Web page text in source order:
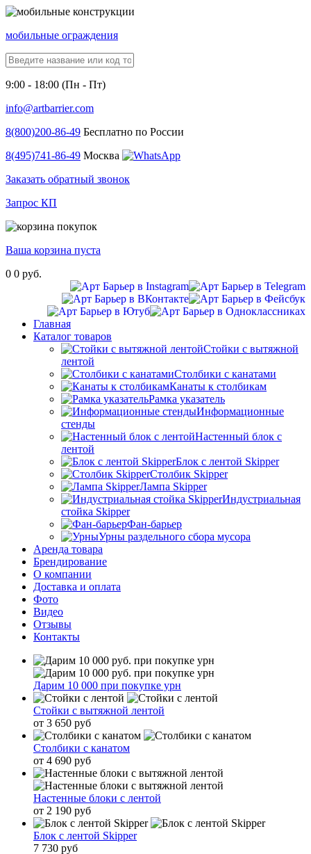
мобильные ограждения
9:00 - 18:00 (Пн - Пт)
info@artbarrier.com
8(800)200-86-49 Бесплатно по России
8(495)741-86-49 Москва
Заказать обратный звонок
Запрос КП
Ваша корзина пуста
0 0 руб.
Главная
Каталог товаров
Стойки с вытяжной
лентой
Столбики с канатами
Канаты к столбикам
Рамка указатель
Информационные
стенды
Настенный блок с
лентой
Блок с лентой Skipper
Столбик Skipper
Лампа Skipper
Индустриальная
стойка Skipper
Фан-барьер
Урны раздельного сбора мусора
Аренда товара
Брендирование
О компании
Доставка и оплата
Фото
Видео
Отзывы
Контакты
Дарим 10 000 при покупке урн
Стойки с вытяжной лентой
от 3 650 руб
Столбики с канатом
от 4 690 руб
Настенные блоки с лентой
от 2 190 руб
Блок с лентой Skipper
7 730 руб